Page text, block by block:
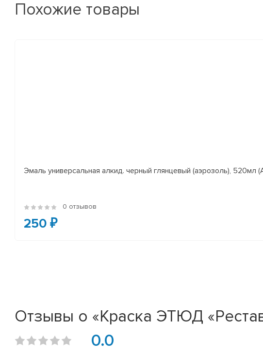
Похожие товары
Эмаль универсальная алкид. черный глянцевый (аэрозоль), 520мл
0 отзывов
250 ₽
Отзывы о «Краска ЭТЮД
0.0